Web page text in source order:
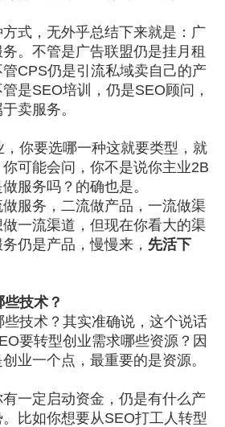
式，无外乎总结下来就是： 广
。 不管是广告联盟仍是挂月租
管CPS仍是引流私域卖自己的产
管是SEO培训，仍是SEO顾问，
卖服务。
你要选哪一种这就要类型，就
可能会问，你不是说你主业2B
服务吗？的确也是。
服务，二流做产品，一流做渠
一流渠道，但现在你看大的渠
仍是产品，慢慢来， 先活下
技术？
技术？其实准确说，这个说话
要转型创业需求哪些资源？因
业一个点，最重要的是资源。
有一定启动资金，仍是有什么产
比如你想要从SEO打工人转型